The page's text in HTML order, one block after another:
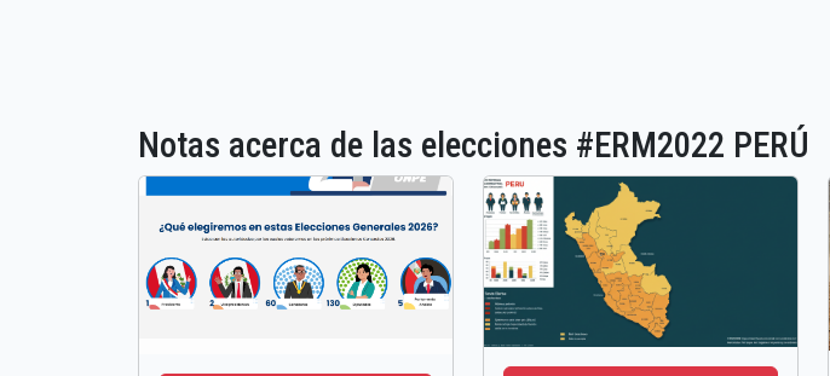
Notas acerca de las elecciones #ERM2022 PERÚ